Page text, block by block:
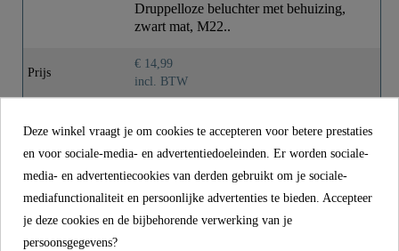
Druppelloze beluchter met behuizing,
zwart mat, M22..
Prijs
€ 14,99
incl. BTW
Mat Zwart
Gewicht 0,0 kg
CONTACT
Deze winkel vraagt je om cookies te accepteren voor betere prestaties
en voor sociale-media- en advertentiedoeleinden. Er worden sociale-
media- en advertentiecookies van derden gebruikt om je sociale-
mediafunctionaliteit en persoonlijke advertenties te bieden. Accepteer
je deze cookies en de bijbehorende verwerking van je
persoonsgegevens?